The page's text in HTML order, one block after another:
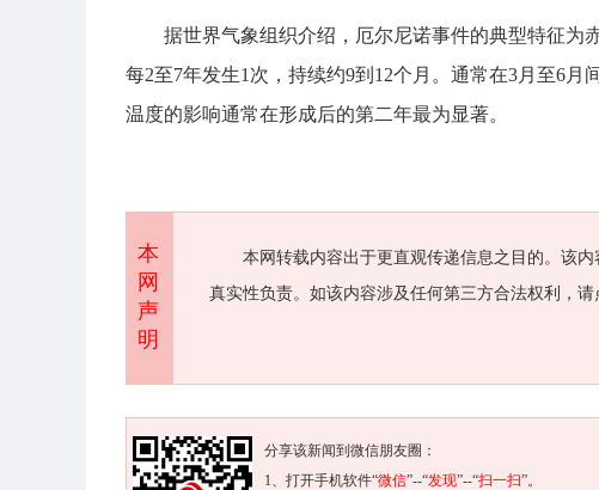
据世界气象组织介绍，厄尔尼诺事件的典型特征为
每2至7年发生1次，持续约9到12个月。通常在3月至6
温度的影响通常在形成后的第二年最为显著。
本
网
声
明
本网转载内容出于更直观传递信息之目的。该
真实性负责。如该内容涉及任何第三方合法权利，
分享该新闻到微信朋友圈：
1、打开手机软件“微信”--“发现”--“扫一扫”。